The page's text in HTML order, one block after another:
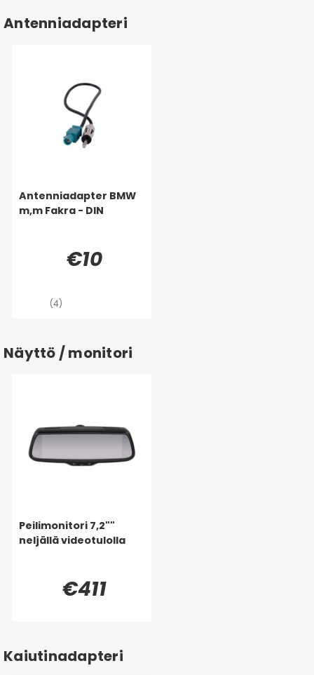
Antenniadapteri
Antenniadapter BMW
m,m Fakra - DIN
€10
(4)
Näyttö / monitori
Peilimonitori 7,2""
neljällä videotulolla
€411
Kaiutinadapteri